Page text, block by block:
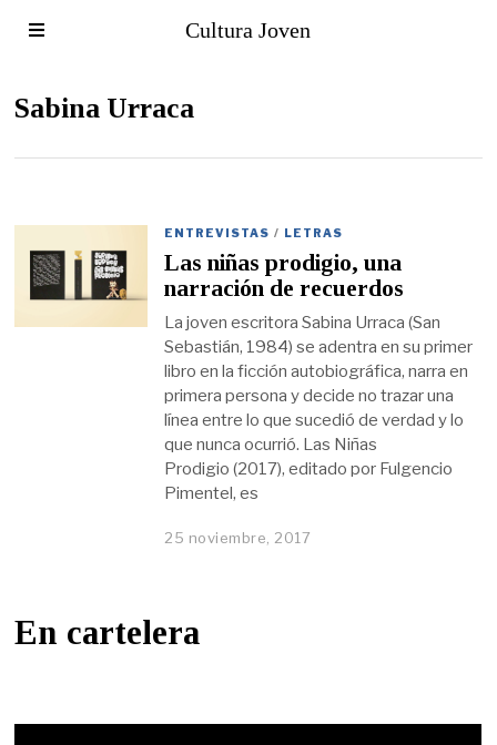
Cultura Joven
Sabina Urraca
ENTREVISTAS / LETRAS
Las niñas prodigio, una
narración de recuerdos
La joven escritora Sabina Urraca (San
Sebastián, 1984) se adentra en su primer
libro en la ficción autobiográfica, narra en
primera persona y decide no trazar una
línea entre lo que sucedió de verdad y lo
que nunca ocurrió. Las Niñas
Prodigio (2017), editado por Fulgencio
Pimentel, es
25 noviembre, 2017
En cartelera